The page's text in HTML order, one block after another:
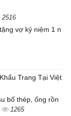
2516
vợ kỷ niệm 1 n
Trang Tại Việt
bố thép, ống rồn
1265